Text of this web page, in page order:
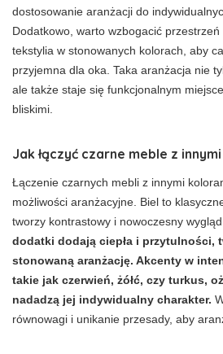
dostosowanie aranżacji do
Dodatkowo, warto wzbogacić
tekstylia w stonowanych kolorach, aby
przyjemna dla oka. Taka aranżacja nie
ale także staje się funkcjonalnym
bliskimi.
Jak łączyć czarne meble z
Łączenie czarnych mebli z innymi
możliwości aranżacyjne. Biel to
tworzy kontrastowy i nowoczesny wygląd.
dodatki dodają ciepła i przytulności,
stonowaną aranżację. Akcenty w
takie jak czerwień, żółć, czy turkus,
nadadzą jej indywidualny charakter.
równowagi i unikanie przesady, aby